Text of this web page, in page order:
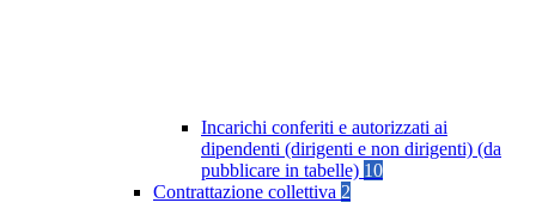
Incarichi conferiti e autorizzati ai
dipendenti (dirigenti e non dirigenti) (da
pubblicare in tabelle) 10
Contrattazione collettiva 2